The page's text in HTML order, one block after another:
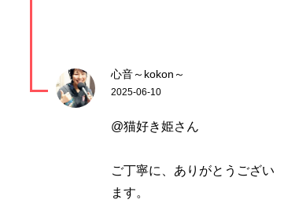
心音～kokon～
2025-06-10
@猫好き姫さん
ご丁寧に、ありがとうござい
ます。